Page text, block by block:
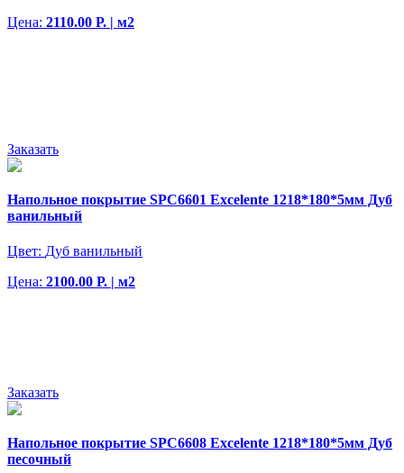
Цена: 2110.00 Р. | м2
Заказать
Напольное покрытие SPC6601 Excelente 1218*180*5мм Дуб
ванильный
Цвет: Дуб ванильный
Цена: 2100.00 Р. | м2
Заказать
Напольное покрытие SPC6608 Excelente 1218*180*5мм Дуб
песочный